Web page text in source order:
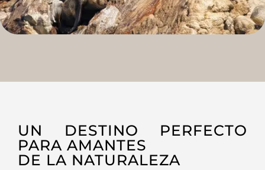
UN DESTINO PERFECTO
PARA AMANTES
DE LA NATURALEZA